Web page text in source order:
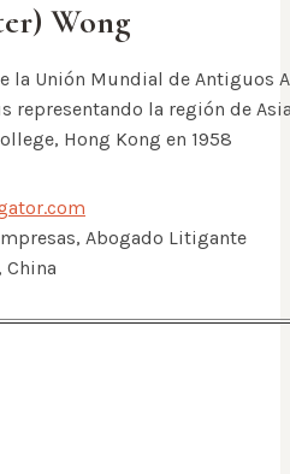
Wong
la Unión Mundial de Antiguos
representando la región de
Hong Kong en 1958
Abogado Litigante
China